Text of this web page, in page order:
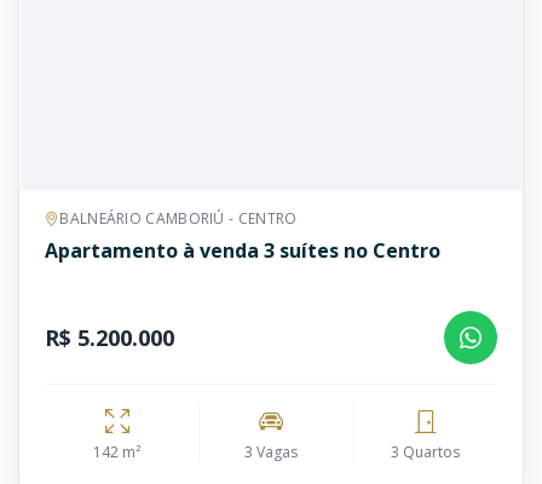
BALNEÁRIO CAMBORIÚ - CENTRO
Apartamento à venda 3 suítes no Centro
R$ 5.200.000
142 m² 3 Vagas 3 Quartos